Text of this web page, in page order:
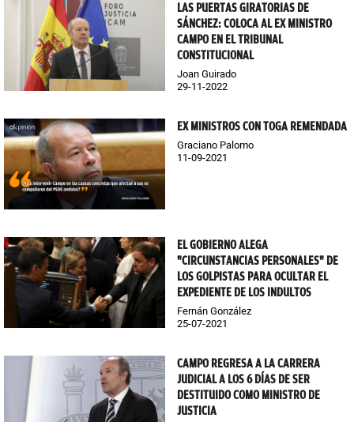
LAS PUERTAS GIRATORIAS DE
SÁNCHEZ: COLOCA AL EX MINISTRO
CAMPO EN EL TRIBUNAL
CONSTITUCIONAL
Joan Guirado
29-11-2022
EX MINISTROS CON TOGA REMENDADA
Graciano Palomo
11-09-2021
EL GOBIERNO ALEGA
"CIRCUNSTANCIAS PERSONALES" DE
LOS GOLPISTAS PARA OCULTAR EL
EXPEDIENTE DE LOS INDULTOS
Fernán González
25-07-2021
CAMPO REGRESA A LA CARRERA
JUDICIAL A LOS 6 DÍAS DE SER
DESTITUIDO COMO MINISTRO DE
JUSTICIA